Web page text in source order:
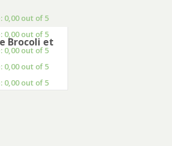
Brocoli et